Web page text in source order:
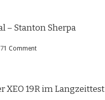
– Stanton Sherpa
1 Comment
XEO 19R im Langzeittest